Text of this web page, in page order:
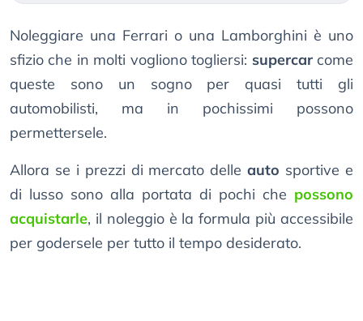
Noleggiare una Ferrari o una Lamborghini è uno
sfizio che in molti vogliono togliersi: supercarcome
queste sono un sogno per quasi tutti gli
automobilisti, ma in pochissimi possono
permettersele.
Allora se i prezzi di mercato delleauto sportive e
di lusso sono alla portata di pochi che possono
acquistarle, il noleggio è la formula più accessibile
per godersele per tutto il tempo desiderato.